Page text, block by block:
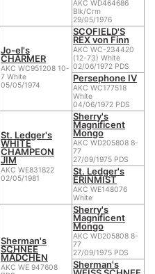
AKC WD464686
Blk/Crm
29/05/1976
Jo-el's
CHARMER
AKC WC951208 10-
7 White
05/05/1974
SCOFIELD'S
REX von Finn
AKC WC-234420
(12-73) White
02/06/1972 PDS
Persephone IV
AKC WC177518
White
04/06/1972 PDS
St. Ledger's
WHITE
CHAMPEON
JIM
AKC WE831822
02/05/1981
Sherry's
Magnificent
Mongo
AKC WD205808 8-
77
27/09/1975 PDS
St. Ledger's
ERINMIST
AKC WE148076
White
Sherman's
SCHNEE
MÄDCHEN
AKC WE 947608
Sherry's
Magnificent
Mongo
AKC WD205808 8-
77
27/09/1975 PDS
Sherman's